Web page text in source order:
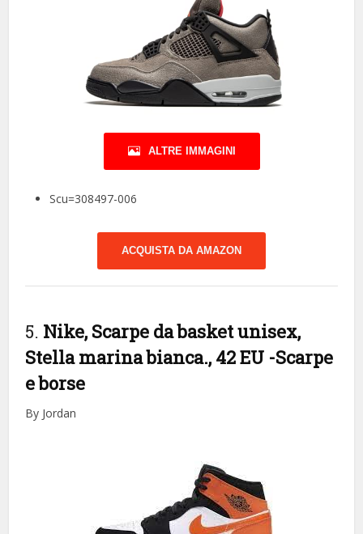
ALTRE IMMAGINI
Scu=308497-006
ACQUISTA DA AMAZON
5. Nike, Scarpe da basket unisex,
Stella marina bianca., 42 EU -Scarpe
e borse
By Jordan